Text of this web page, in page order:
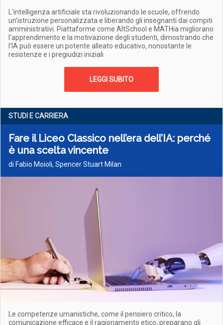
L'intelligenza artificiale sta rivoluzionando le scuole, offrendo
un'istruzione personalizzata e liberando gli insegnanti dai compiti
amministrativi. Piattaforme come AltSchool e MATHia migliorano
l'apprendimento e la motivazione degli studenti, dimostrando che
l'IA può essere un potente alleato educativo, nonostante le
resistenze e i pregiudizi iniziali
LEGGI SUBITO
STUDI E CARRIERA
Fare il Liceo Classico nell’era dell’IA: perché
è una scelta vincente
di Fabio Moioli, Spencer Stuart Milan
Le competenze umanistiche, come il pensiero critico, la
comunicazione efficace e il ragionamento etico, preparano gli